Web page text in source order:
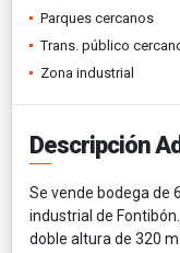
Parques cercanos
Trans. público
Zona industrial
Descripción
Se vende bodega de
industrial de
doble altura de 320